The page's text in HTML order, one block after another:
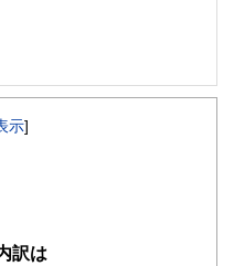
経済の知識をマッチング納得いく
示]
訳は